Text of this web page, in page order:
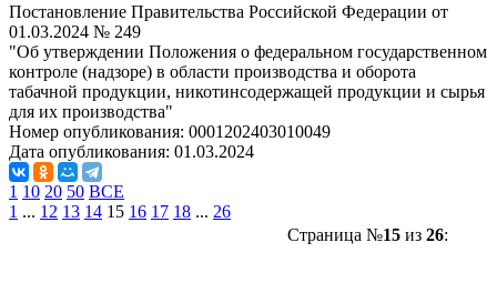
Постановление Правительства Российской Федерации от
01.03.2024 № 249
"Об утверждении Положения о федеральном государственном
контроле (надзоре) в области производства и оборота
табачной продукции, никотинсодержащей продукции и сырья
для их производства"
Номер опубликования: 0001202403010049
Дата опубликования: 01.03.2024
1 10 20 50 ВСЕ
1 ... 12 13 14 15 16 17 18 ... 26
Страница №15из 26: